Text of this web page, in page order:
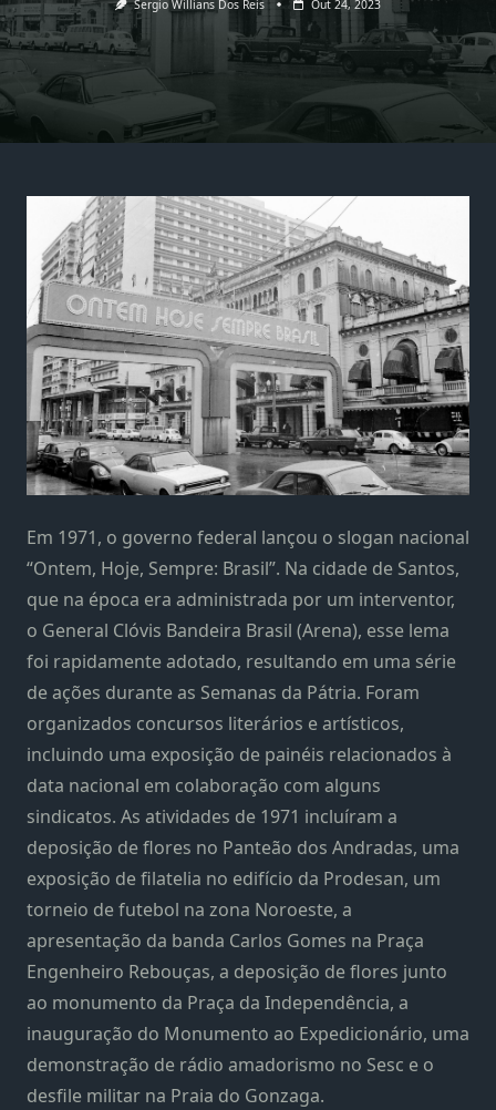
Sergio Willians Dos Reis Out 24, 2023
Em 1971, o governo federal lançou o slogan nacional
“Ontem, Hoje, Sempre: Brasil”. Na cidade de Santos,
que na época era administrada por um interventor,
o General Clóvis Bandeira Brasil (Arena), esse lema
foi rapidamente adotado, resultando em uma série
de ações durante as Semanas da Pátria. Foram
organizados concursos literários e artísticos,
incluindo uma exposição de painéis relacionados à
data nacional em colaboração com alguns
sindicatos. As atividades de 1971 incluíram a
deposição de flores no Panteão dos Andradas, uma
exposição de filatelia no edifício da Prodesan, um
torneio de futebol na zona Noroeste, a
apresentação da banda Carlos Gomes na Praça
Engenheiro Rebouças, a deposição de flores junto
ao monumento da Praça da Independência, a
inauguração do Monumento ao Expedicionário, uma
demonstração de rádio amadorismo no Sesc e o
desfile militar na Praia do Gonzaga.